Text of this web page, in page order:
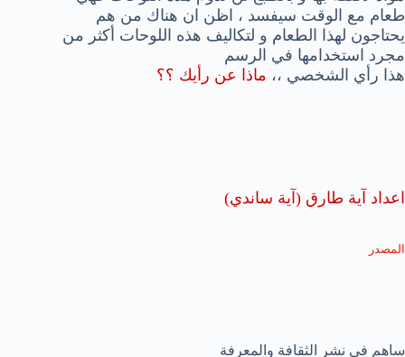
طعام مع الوقت سيفسد ، اظن ان هناك من هم
يحتاجون لهذا الطعام و لتكاليف هذه اللوحات أكثر من
مجرد استخدامها في الرسم
هذا رأي الشخصي ،، ماذا عن رأيك ؟؟
اعداد آية طارق (آية ساندي)
المصدر
ساهم في نشر الثقافة والمعرفة